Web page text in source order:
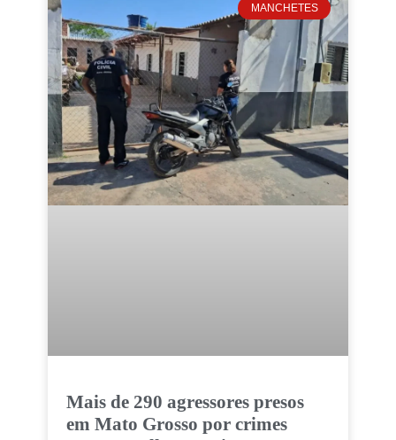
MANCHETES
Mais de 290 agressores presos
em Mato Grosso por crimes